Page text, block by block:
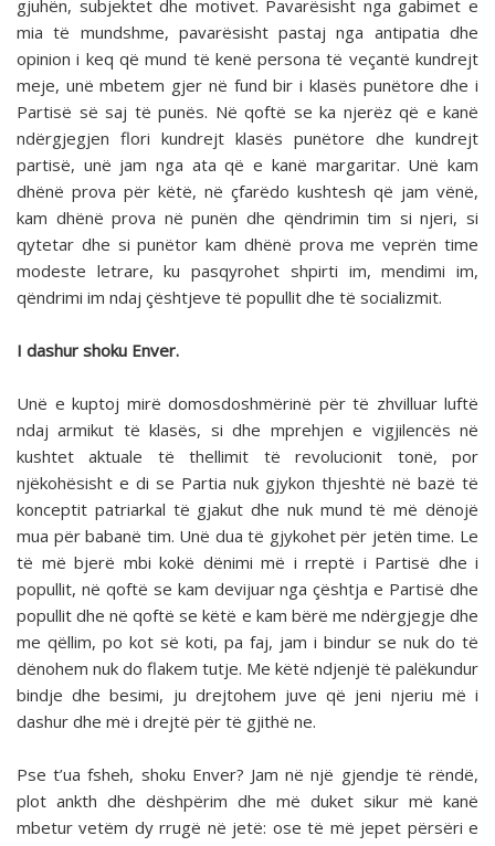
gjuhën, subjektet dhe motivet. Pavarësisht nga gabimet e
mia të mundshme, pavarësisht pastaj nga antipatia dhe
opinion i keq që mund të kenë persona të veçantë kundrejt
meje, unë mbetem gjer në fund bir i klasës punëtore dhe i
Partisë së saj të punës. Në qoftë se ka njerëz që e kanë
ndërgjegjen flori kundrejt klasës punëtore dhe kundrejt
partisë, unë jam nga ata që e kanë margaritar. Unë kam
dhënë prova për këtë, në çfarëdo kushtesh që jam vënë,
kam dhënë prova në punën dhe qëndrimin tim si njeri, si
qytetar dhe si punëtor kam dhënë prova me veprën time
modeste letrare, ku pasqyrohet shpirti im, mendimi im,
qëndrimi im ndaj çështjeve të popullit dhe të socializmit.
I dashur shoku Enver.
Unë e kuptoj mirë domosdoshmërinë për të zhvilluar luftë
ndaj armikut të klasës, si dhe mprehjen e vigjilencës në
kushtet aktuale të thellimit të revolucionit tonë, por
njëkohësisht e di se Partia nuk gjykon thjeshtë në bazë të
konceptit patriarkal të gjakut dhe nuk mund të më dënojë
mua për babanë tim. Unë dua të gjykohet për jetën time. Le
të më bjerë mbi kokë dënimi më i rreptë i Partisë dhe i
popullit, në qoftë se kam devijuar nga çështja e Partisë dhe
popullit dhe në qoftë se këtë e kam bërë me ndërgjegje dhe
me qëllim, po kot së koti, pa faj, jam i bindur se nuk do të
dënohem nuk do flakem tutje. Me këtë ndjenjë të palëkundur
bindje dhe besimi, ju drejtohem juve që jeni njeriu më i
dashur dhe më i drejtë për të gjithë ne.
Pse t’ua fsheh, shoku Enver? Jam në një gjendje të rëndë,
plot ankth dhe dëshpërim dhe më duket sikur më kanë
mbetur vetëm dy rrugë në jetë: ose të më jepet përsëri e